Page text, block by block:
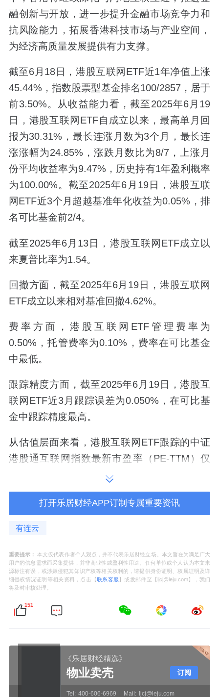
融创新与开放，进一步提升金融市场竞争力和
抗风险能力，拓展香港科技市场与产业空间，
为经济高质量发展提供有力支撑。
截至6月18日，港股互联网ETF近1年净值上涨
45.44%，指数股票型基金排名100/2857，居于
前3.50%。从收益能力看，截至2025年6月19
日，港股互联网ETF自成立以来，最高单月回
报为30.31%，最长连涨月数为3个月，最长连
涨涨幅为24.85%，涨跌月数比为8/7，上涨月
份平均收益率为9.47%，历史持有1年盈利概率
为100.00%。截至2025年6月19日，港股互联
网ETF近3个月超越基准年化收益为0.05%，排
名可比基金前2/4。
截至2025年6月13日，港股互联网ETF成立以
来夏普比率为1.54。
回撤方面，截至2025年6月19日，港股互联网
ETF成立以来相对基准回撤4.62%。
费率方面，港股互联网ETF管理费率为
0.50%，托管费率为0.10%，费率在可比基金
中最低。
跟踪精度方面，截至2025年6月19日，港股互
联网ETF近3月跟踪误差为0.050%，在可比基
金中跟踪精度最高。
从估值层面来看，港股互联网ETF跟踪的中证
港股通互联网指数最新市盈率（PE-TTM）仅
21.75倍，处于近1年10.57%的分位，即估值低
于近1年89.43%以上的时间，处于历史低位。
港股互联网ETF紧密跟踪中证港股通互联网指
数，中证港股通互联网指数从港股通范围内选
为指数样本，以反映港股通内互联网主题上市
公司证券的整体表现。
数据显示，截至2025年5月30日，中证港股通
(00700)、美团-W(03690)、
京东健康
金蝶 国际(00268)、
同程旅行
(00780)、快手-W(01024)、阿里健康
打开乐居财经APP订制专属重要资讯
有连云
重要提示： 本文仅代表作者个人观点，并不代表乐居财经立场。本文旨在为满足广大
用户的信息需求而采集提供，并非商业性或盈利性用途。任何单位或个人认为本文来
源标注有误，或涉嫌侵犯其知识产权等相关权利的，请提供身份证明、权属证明及详
细侵权情况证明等相关资料，点击【联系客服 】或发邮件至【ljcj@leju.com】，我们
将及时审核处理。
151
《乐居财经精选》
物业卖壳
Tel: 400-606-6969 Mail: ljcj@leju.com
订阅